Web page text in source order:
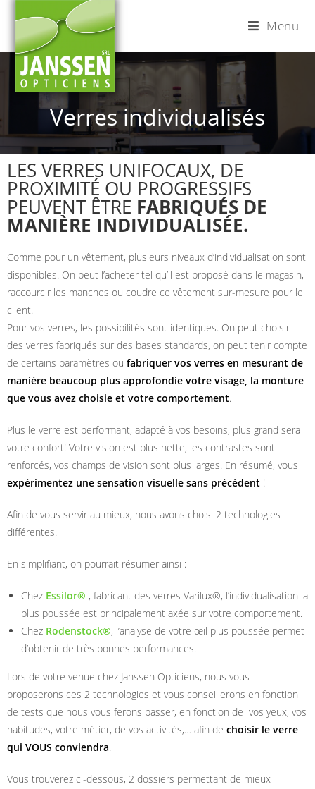
principal
Menu
Verres individualisés
LES VERRES UNIFOCAUX, DE
PROXIMITÉ OU PROGRESSIFS
PEUVENT ÊTRE FABRIQUÉS DE
MANIÈRE INDIVIDUALISÉE.
Comme pour un vêtement, plusieurs niveaux d’individualisation sont
disponibles. On peut l’acheter tel qu’il est proposé dans le magasin,
raccourcir les manches ou coudre ce vêtement sur-mesure pour le
client.
Pour vos verres, les possibilités sont identiques. On peut choisir
des verres fabriqués sur des bases standards, on peut tenir compte
de certains paramètres ou fabriquer vos verres en mesurant de
manière beaucoup plus approfondie votre visage, la monture
que vous avez choisie et votre comportement.
Plus le verre est performant, adapté à vos besoins, plus grand sera
votre confort! Votre vision est plus nette, les contrastes sont
renforcés, vos champs de vision sont plus larges. En résumé, vous
expérimentez une sensation visuelle sans précédent !
Afin de vous servir au mieux, nous avons choisi 2 technologies
différentes.
En simplifiant, on pourrait résumer ainsi :
Chez Essilor® , fabricant des verres Varilux®, l’individualisation la
plus poussée est principalement axée sur votre comportement.
Chez Rodenstock®, l’analyse de votre œil plus poussée permet
d’obtenir de très bonnes performances.
Lors de votre venue chez Janssen Opticiens, nous vous
proposerons ces 2 technologies et vous conseillerons en fonction
de tests que nous vous ferons passer, en fonction de vos yeux, vos
habitudes, votre métier, de vos activités,… afin de choisir le verre
qui VOUS conviendra.
Vous trouverez ci-dessous, 2 dossiers permettant de mieux